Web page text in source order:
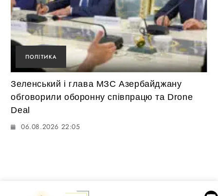
ПОЛІТИКА
Зеленський і глава МЗС Азербайджану
обговорили оборонну співпрацю та Drone
Deal
06.08.2026 22:05